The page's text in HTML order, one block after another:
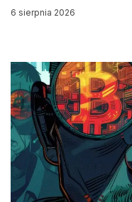
6 sierpnia 2026